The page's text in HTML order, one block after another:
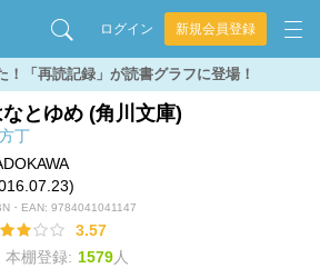
ログイン 新規会員登録
！「再読記録」が読書グラフに登場！
なとゆめ (角川文庫)
丁
・EAN: 9784041041147
3.57
本棚登録: 1579人